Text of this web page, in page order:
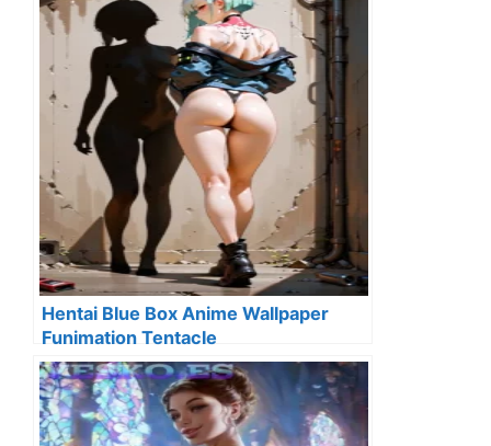
Hentai Blue Box Anime Wallpaper
Funimation Tentacle